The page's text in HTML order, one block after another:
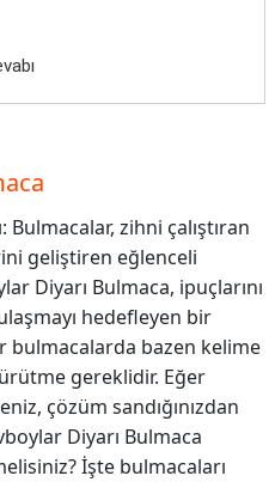
zihni çalıştıran
geliştiren eğlenceli
Diyarı Bulmaca, ipuçlarını
hedefleyen bir
bulmacalarda bazen kelime
gereklidir. Eğer
çözüm sandığınızdan
Diyarı Bulmaca
İşte bulmacaları